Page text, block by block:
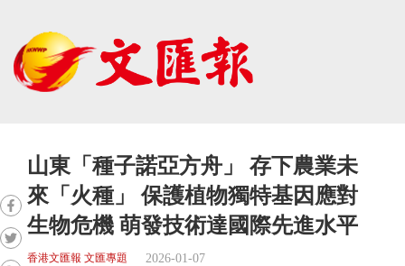
山東「種子諾亞方舟」 存下農業未
來「火種」 保護植物獨特基因應對
生物危機 萌發技術達國際先進水平
香港文匯報 文匯專題 2026-01-07